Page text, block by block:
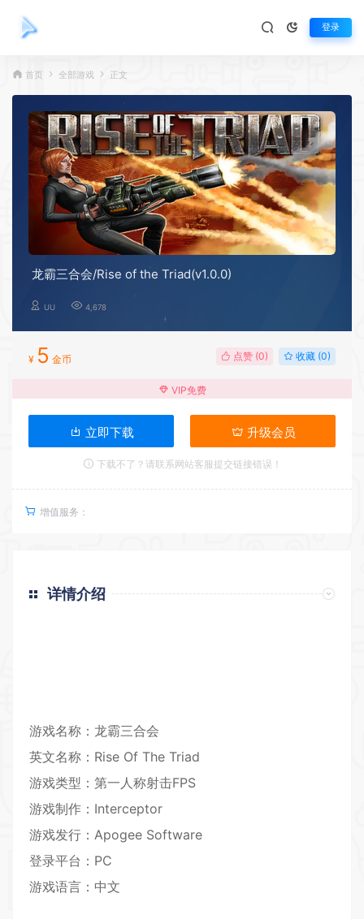
登录
首页 全部游戏 正文
龙霸三合会/Rise of the Triad(v1.0.0)
UU 4,678
¥ 5 金币 点赞 (0) 收藏 (0)
VIP免费
立即下载 升级会员
下载不了？请联系网站客服提交链接错误！
增值服务：
详情介绍
游戏名称：龙霸三合会
英文名称：Rise Of The Triad
游戏类型：第一人称射击FPS
游戏制作：Interceptor
游戏发行：Apogee Software
登录平台：PC
游戏语言：中文